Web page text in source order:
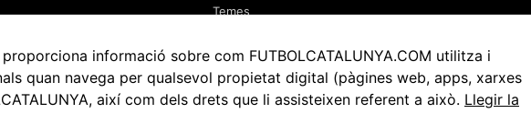
Temes
Avis Legal Política de Privacitat Política de Cookies
informació sobre com FUTBOLCATALUNYA.COM utilitza i
quan navega per qualsevol propietat digital (pàgines web, apps, xarxes
així com dels drets que li assisteixen referent a això. Llegir la